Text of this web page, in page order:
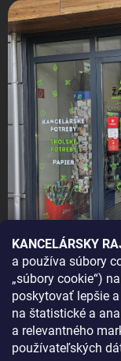
KANCELÁRSKY
a používa súbory
„súbory cookie“)
poskytovať lepšie
na štatistické a
a relevantného
používateľských
AKO SA K NÁM